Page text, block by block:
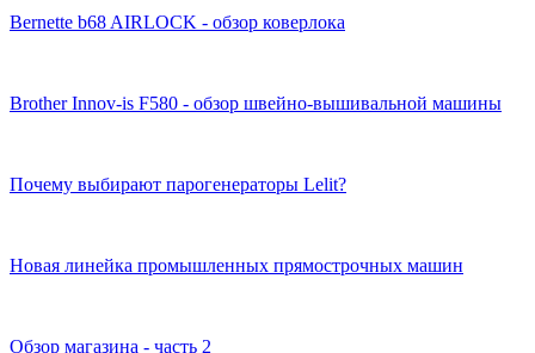
Bernette b68 AIRLOCK - обзор коверлока
Brother Innov-is F580 - обзор швейно-вышивальной машины
Почему выбирают парогенераторы Lelit?
Новая линейка промышленных прямострочных машин
Обзор магазина - часть 2